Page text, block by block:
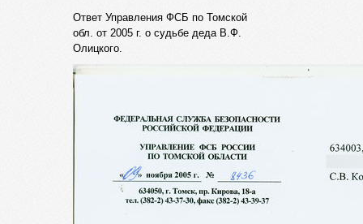
Ответ Управления ФСБ по Томской
обл. от 2005 г. о судьбе деда В.Ф.
Олицкого.